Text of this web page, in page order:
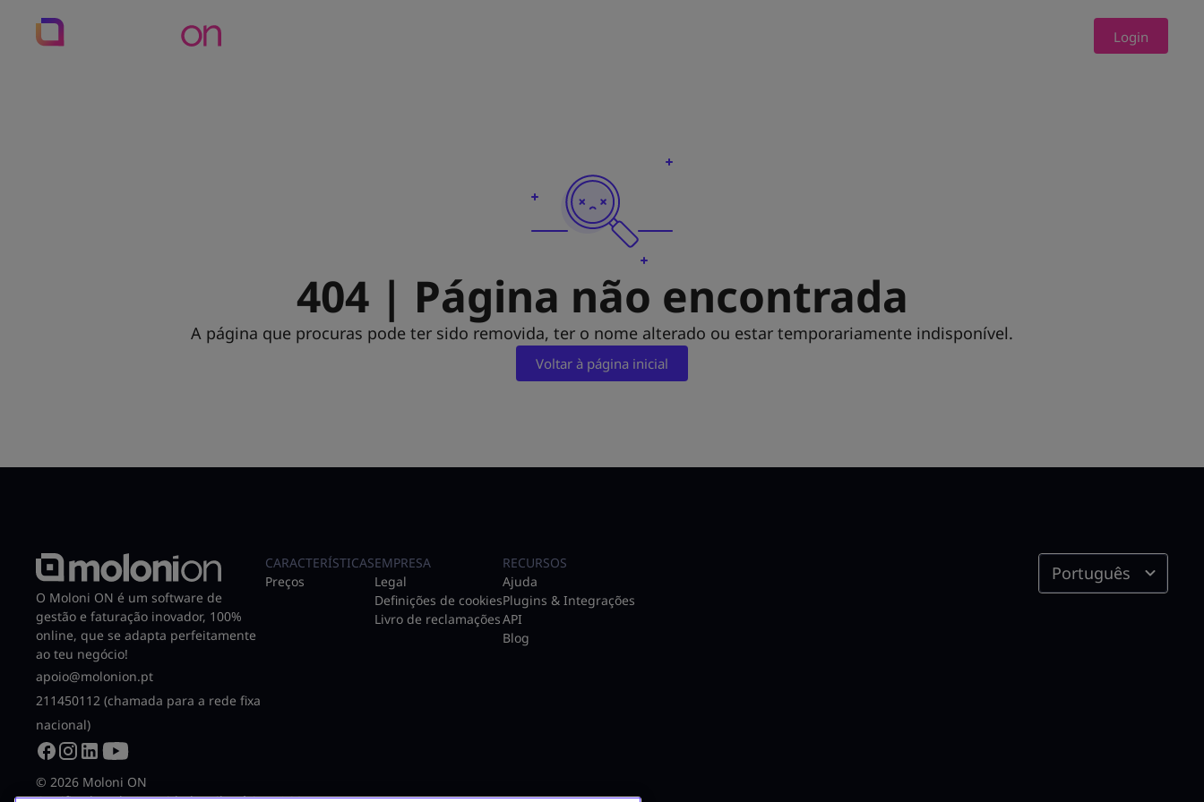
Login
404 | Página não encontrada
A página que procuras pode ter sido removida, ter o nome alterado ou estar temporariamente indisponível.
Voltar à página inicial
O Moloni ON é um software de
gestão e faturação inovador, 100%
online, que se adapta perfeitamente
ao teu negócio!
apoio@molonion.pt
211450112 (chamada para a rede fixa
nacional)
CARACTERÍSTICAS
Preços
EMPRESA
Legal
Definições de cookies
Livro de reclamações
RECURSOS
Ajuda
Plugins & Integrações
API
Blog
Português
© 2026 Moloni ON